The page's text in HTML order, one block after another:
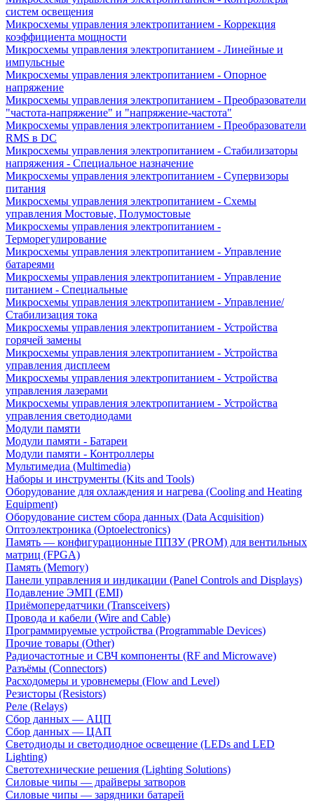
систем освещения
Микросхемы управления электропитанием - Коррекция
коэффициента мощности
Микросхемы управления электропитанием - Линейные и
импульсные
Микросхемы управления электропитанием - Опорное
напряжение
Микросхемы управления электропитанием - Преобразователи
"частота-напряжение" и "напряжение-частота"
Микросхемы управления электропитанием - Преобразователи
RMS в DC
Микросхемы управления электропитанием - Стабилизаторы
напряжения - Специальное назначение
Микросхемы управления электропитанием - Супервизоры
питания
Микросхемы управления электропитанием - Схемы
управления Мостовые, Полумостовые
Микросхемы управления электропитанием -
Терморегулирование
Микросхемы управления электропитанием - Управление
батареями
Микросхемы управления электропитанием - Управление
питанием - Специальные
Микросхемы управления электропитанием - Управление/
Стабилизация тока
Микросхемы управления электропитанием - Устройства
горячей замены
Микросхемы управления электропитанием - Устройства
управления дисплеем
Микросхемы управления электропитанием - Устройства
управления лазерами
Микросхемы управления электропитанием - Устройства
управления светодиодами
Модули памяти
Модули памяти - Батареи
Модули памяти - Контроллеры
Мультимедиа (Multimedia)
Наборы и инструменты (Kits and Tools)
Оборудование для охлаждения и нагрева (Cooling and Heating
Equipment)
Оборудование систем сбора данных (Data Acquisition)
Оптоэлектроника (Optoelectronics)
Память — конфигурационные ППЗУ (PROM) для вентильных
матриц (FPGA)
Память (Memory)
Панели управления и индикации (Panel Controls and Displays)
Подавление ЭМП (EMI)
Приёмопередатчики (Transceivers)
Провода и кабели (Wire and Cable)
Программируемые устройства (Programmable Devices)
Прочие товары (Other)
Радиочастотные и СВЧ компоненты (RF and Microwave)
Разъёмы (Connectors)
Расходомеры и уровнемеры (Flow and Level)
Резисторы (Resistors)
Реле (Relays)
Сбор данных — АЦП
Сбор данных — ЦАП
Светодиоды и светодиодное освещение (LEDs and LED
Lighting)
Светотехнические решения (Lighting Solutions)
Силовые чипы — драйверы затворов
Силовые чипы — зарядники батарей